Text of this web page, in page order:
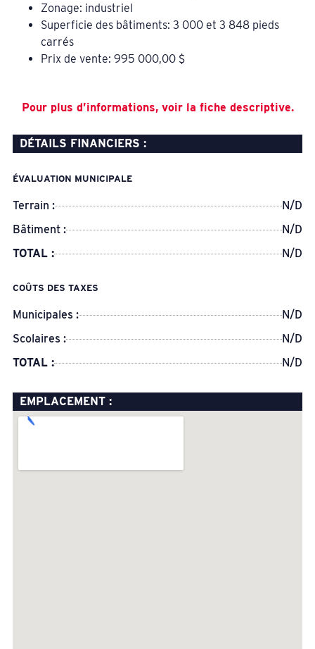
Zonage: industriel
Superficie des bâtiments: 3 000 et 3 848 pieds
carrés
Prix de vente: 995 000,00 $
Pour plus d’informations, voir la fiche descriptive.
DÉTAILS FINANCIERS :
ÉVALUATION MUNICIPALE
Terrain :
N/D
Bâtiment :
N/D
TOTAL :
N/D
COÛTS DES TAXES
Municipales :
N/D
Scolaires :
N/D
TOTAL :
N/D
EMPLACEMENT :